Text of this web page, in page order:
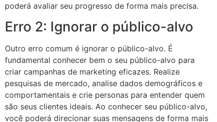
poderá avaliar seu progresso de forma mais precisa.
Erro 2: Ignorar o público-alvo
Outro erro comum é ignorar o público-alvo. É
fundamental conhecer bem o seu público-alvo para
criar campanhas de marketing eficazes. Realize
pesquisas de mercado, analise dados demográficos e
comportamentais e crie personas para entender quem
são seus clientes ideais. Ao conhecer seu público-alvo,
você poderá direcionar suas mensagens de forma mais